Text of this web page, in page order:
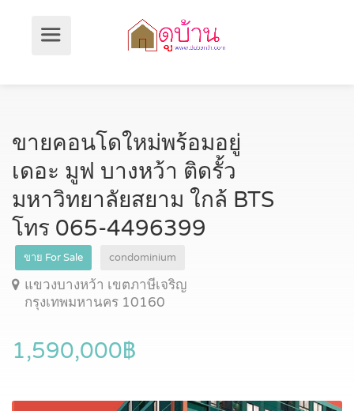
ขายคอนโดใหม่พร้อมอยู่
เดอะ มูฟ บางหว้า ติดรั้ว
มหาวิทยาลัยสยาม ใกล้ BTS
โทร 065-4496399
ขาย For Sale condominium
แขวงบางหว้า เขตภาษีเจริญ
กรุงเทพมหานคร 10160
1,590,000฿